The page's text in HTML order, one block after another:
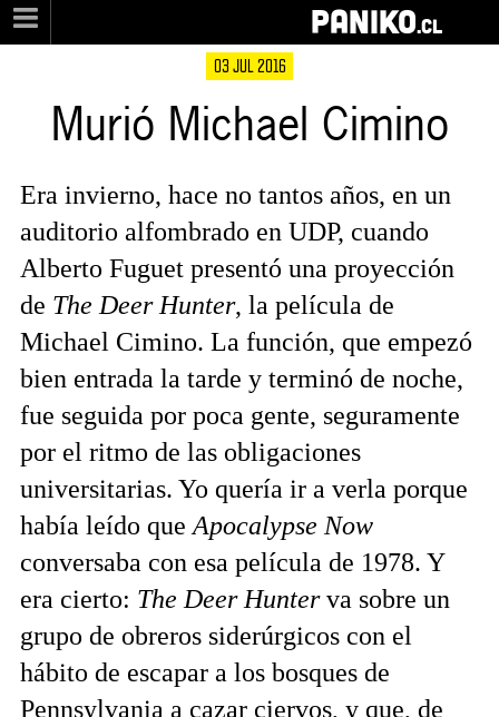
PANIKO.cl
03 JUL 2016
Murió Michael Cimino
Era invierno, hace no tantos años, en un
auditorio alfombrado en UDP, cuando
Alberto Fuguet presentó una proyección
de The Deer Hunter, la película de
Michael Cimino. La función, que empezó
bien entrada la tarde y terminó de noche,
fue seguida por poca gente, seguramente
por el ritmo de las obligaciones
universitarias. Yo quería ir a verla porque
había leído que Apocalypse Now
conversaba con esa película de 1978. Y
era cierto: The Deer Hunterva sobre un
grupo de obreros siderúrgicos con el
hábito de escapar a los bosques de
Pennsylvania a cazar ciervos, y que, de